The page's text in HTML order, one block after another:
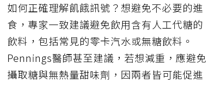
如何正確理解飢餓訊號？想避免不必要的進
食，專家一致建議避免飲用含有人工代糖的
飲料，包括常見的零卡汽水或無糖飲料。
Pennings醫師甚至建議，若想減重，應避免
攝取糖與無熱量甜味劑，因兩者皆可能促進